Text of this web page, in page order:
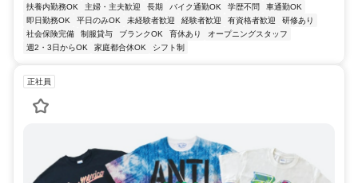
扶養内勤務OK 主婦・主夫歓迎 長期 バイク通勤OK 学歴不問
車通勤OK
即日勤務OK
平日のみOK 未経験者歓迎 経験者歓迎 有資格者歓迎
研修あり
社会保険完備
制服貸与 ブランクOK 育休あり
オープニングスタッフ
週2・3日からOK
家庭都合休OK シフト制
正社員